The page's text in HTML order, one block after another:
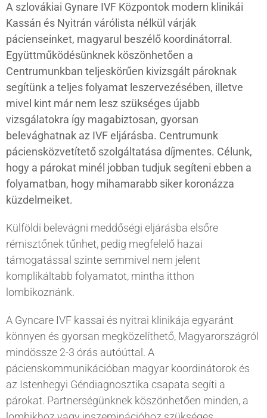
A szlovákiai Gynare IVF Központok modern klinikái
Kassán és Nyitrán várólista nélkül várják
pácienseinket, magyarul beszélő koordinátorral.
Együttműködésünknek köszönhetően a
Centrumunkban teljeskörűen kivizsgált pároknak
segítünk a teljes folyamat leszervezésében, illetve
mivel kint már nem lesz szükséges újabb
vizsgálatokra így magabiztosan, gyorsan
belevághatnak az IVF eljárásba. Centrumunk
páciensközvetítető szolgáltatása díjmentes. Célunk,
hogy a párokat minél jobban tudjuk segíteni ebben a
folyamatban, hogy mihamarabb siker koronázza
küzdelmeiket.
Külföldi belevágni meddőségi eljárásba elsőre
rémisztőnek tűnhet, pedig megfelelő hazai
támogatással szinte semmivel nem jelent
komplikáltabb folyamatot, mintha itthon
lombikoznánk.
A Gyncare IVF kassai és nyitrai klinikája egyaránt
könnyen és gyorsan megközelíthető, Magyarországról
mindössze 2-3 órás autóúttal. A
pácienskommunikációban magyar koordinátorok és
az Istenhegyi Géndiagnosztika csapata segíti a
párokat. Partnerségünknek köszönhetően minden, a